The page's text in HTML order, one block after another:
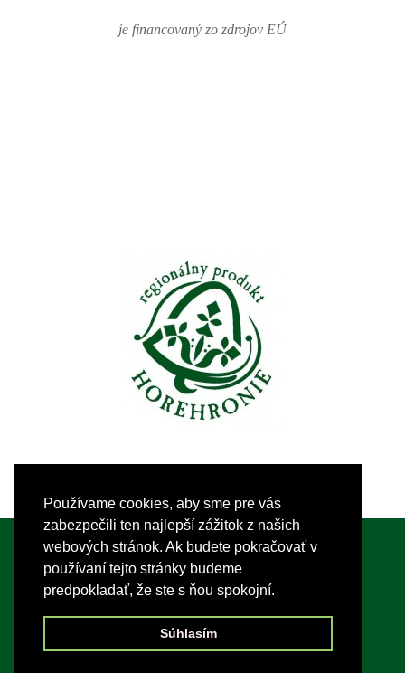
Používame cookies, aby sme pre vás
zabezpečili ten najlepší zážitok z našich
webových stránok. Ak budete pokračovať v
používaní tejto stránky budeme
predpokladať, že ste s ňou spokojní.
Súhlasím
je financovaný zo zdrojov EÚ
Tvorba webu:WebGrow s.r.o.| © 2020Partnerstvo
MP-ČH - Miestna akčná skupina
Používame redakčný systém